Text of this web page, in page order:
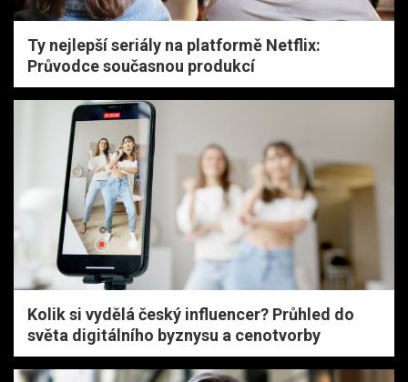
Ty nejlepší seriály na platformě Netflix:
Průvodce současnou produkcí
Kolik si vydělá český influencer? Průhled do
světa digitálního byznysu a cenotvorby